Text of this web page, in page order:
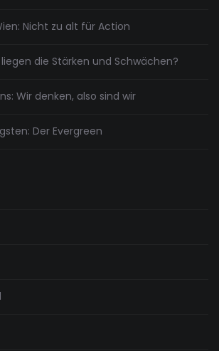
Nicht zu alt für Action
die Stärken und Schwächen?
Wir denken, also sind wir
Der Evergreen